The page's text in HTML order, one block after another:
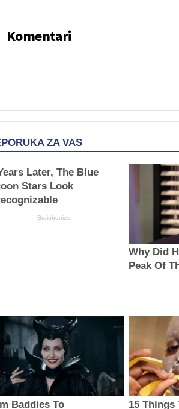
Komentari
ZA VAS
Later, The Blue
Stars Look
Brainberries
Why Did
Peak Of
Baddies To 15 Things